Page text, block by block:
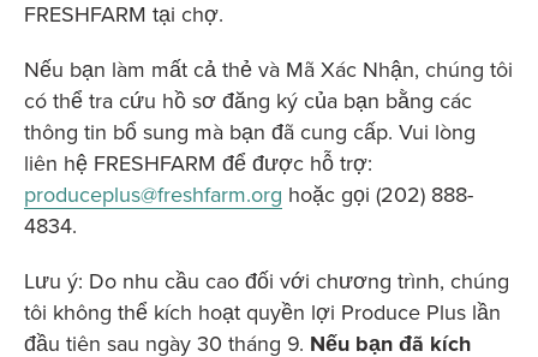
FRESHFARM tại chợ.
Nếu bạn làm mất cả thẻ và Mã Xác Nhận, chúng tôi
có thể tra cứu hồ sơ đăng ký của bạn bằng các
thông tin bổ sung mà bạn đã cung cấp. Vui lòng
liên hệ FRESHFARM để được hỗ trợ:
produceplus@freshfarm.org hoặc gọi (202) 888-
4834.
Lưu ý: Do nhu cầu cao đối với chương trình, chúng
tôi không thể kích hoạt quyền lợi Produce Plus lần
đầu tiên sau ngày 30 tháng 9. Nếu bạn đã kích